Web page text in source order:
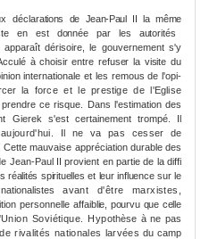
décla­rations de Jean-Paul II la même
en est donnée par les autorités
apparaît dérisoire, le gouverne­ment s'y
à choisir entre refuser la visitedu
internationale et les remous de l'opi­
la force et le prestige de l'Eglise
ce ris­que. Dans l'estimation des
Gierek s'est certai­nement trompé. Il
Il ne va pas cesser de
mauvaise appréciation durable des
Jean-Paul II provient en partie de la diffi­
réa­lités spirituelles et leur influence sur le
avant d'être marxistes,
personnelle affai­blie, pourvu que celle
Soviétique. Hypo­thèse à ne pas
rivalités nationales larvéesdu camp